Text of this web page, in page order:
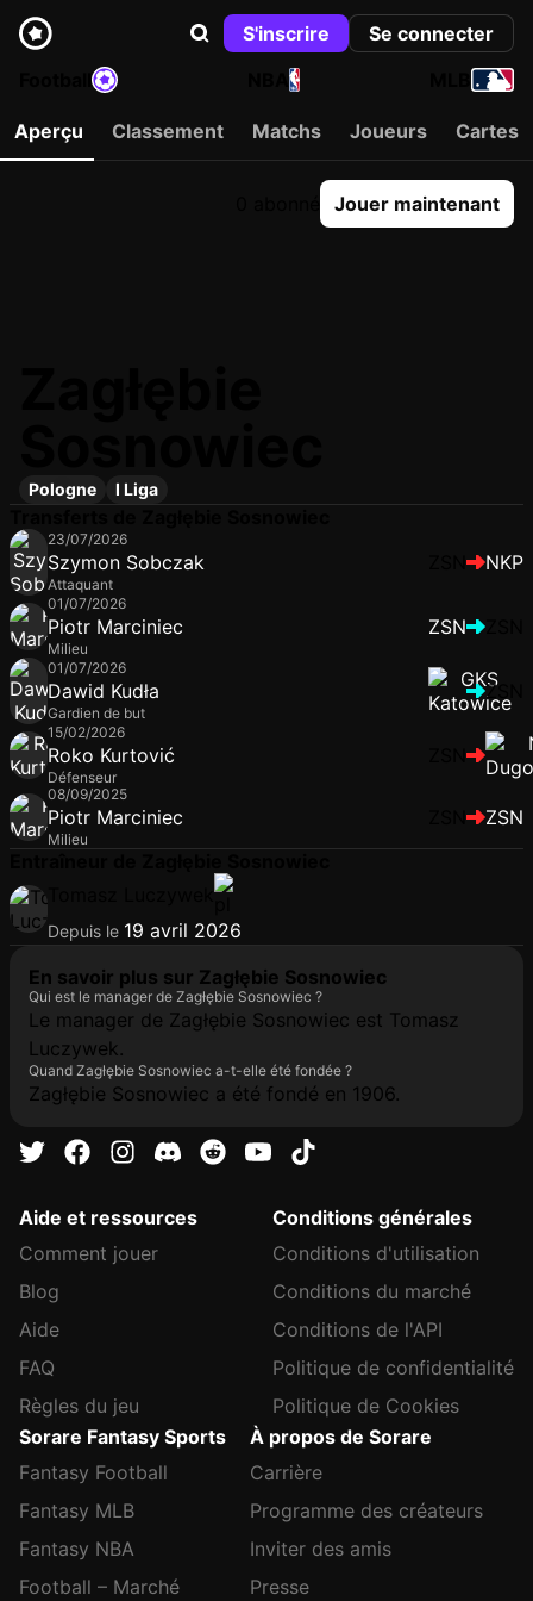
S'inscrire
Se connecter
NBA
Aperçu Classement Matchs Joueurs Cartes
Jouer maintenant
Pologne I Liga
23/07/2026
Szymon Sobczak
Attaquant
NKP
01/07/2026
Piotr Marciniec
Milieu
ZSN
01/07/2026
Dawid Kudła
Gardien de but
ZSN
15/02/2026
Roko Kurtović
Défenseur
08/09/2025
Piotr Marciniec
Milieu
ZSN
Depuis le 19 avril 2026
En savoir plus sur Zagłębie Sosnowiec
Qui est le manager de Zagłębie Sosnowiec ?
Le manager de Zagłębie Sosnowiec est Tomasz
Luczywek.
Quand Zagłębie Sosnowiec a-t-elle été fondée ?
Zagłębie Sosnowiec a été fondé en 1906.
Aide et ressources
Comment jouer
Blog
Aide
FAQ
Règles du jeu
Conditions générales
Conditions d'utilisation
Conditions du marché
Conditions de l'API
Politique de confidentialité
Politique de Cookies
Sorare Fantasy Sports
Fantasy Football
Fantasy MLB
Fantasy NBA
Football – Marché
À propos de Sorare
Carrière
Programme des créateurs
Inviter des amis
Presse